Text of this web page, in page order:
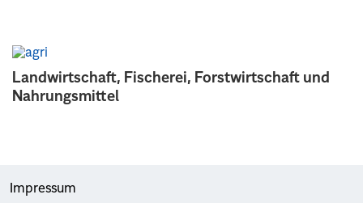
Landwirtschaft, Fischerei, Forstwirtschaft und
Nahrungsmittel
Impressum